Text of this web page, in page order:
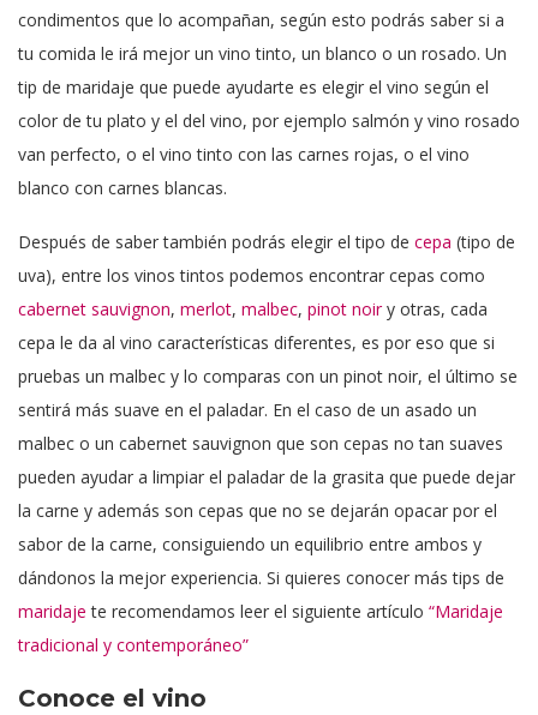
condimentos que lo acompañan, según esto podrás saber si a
tu comida le irá mejor un vino tinto, un blanco o un rosado. Un
tip de maridaje que puede ayudarte es elegir el vino según el
color de tu plato y el del vino, por ejemplo salmón y vino rosado
van perfecto, o el vino tinto con las carnes rojas, o el vino
blanco con carnes blancas.
Después de saber también podrás elegir el tipo de cepa (tipo de
uva), entre los vinos tintos podemos encontrar cepas como
cabernet sauvignon, merlot, malbec, pinot noiry otras, cada
cepa le da al vino características diferentes, es por eso que si
pruebas un malbec y lo comparas con un pinot noir, el último se
sentirá más suave en el paladar. En el caso de un asado un
malbec o un cabernet sauvignon que son cepas no tan suaves
pueden ayudar a limpiar el paladar de la grasita que puede dejar
la carne y además son cepas que no se dejarán opacar por el
sabor de la carne, consiguiendo un equilibrio entre ambos y
dándonos la mejor experiencia. Si quieres conocer más tips de
maridaje te recomendamos leer el siguiente artículo “Maridaje
tradicional y contemporáneo”
Conoce el vino